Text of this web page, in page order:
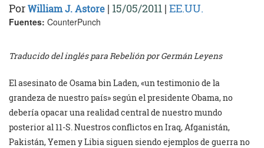
PorWilliam J. Astore | 15/05/2011 | EE.UU.
Fuentes: CounterPunch
Traducido del inglés para Rebelión por Germán Leyens
El asesinato de Osama bin Laden, «un testimonio de la
grandeza de nuestro país» según el presidente Obama, no
debería opacar una realidad central de nuestro mundo
posterior al 11-S. Nuestros conflictos en Iraq, Afganistán,
Pakistán, Yemen y Libia siguen siendo ejemplos de guerra no